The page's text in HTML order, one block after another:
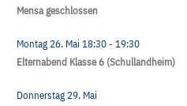
Mensa geschlossen
Montag 26. Mai 18:30- 19:30
Elternabend Klasse 6 (Schullandheim)
Donnerstag 29. Mai